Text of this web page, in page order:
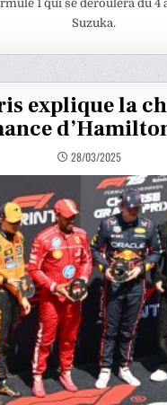
1 qui se déroulera du 4
Suzuka.
explique la
28/03/2025